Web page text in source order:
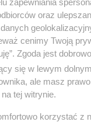
przez
niewolnik nie
wynika to ze
notkach.
oraz
cenimy Twoją
Zgoda jest
się w lewym
ale masz
tej witrynie.
korzystać z